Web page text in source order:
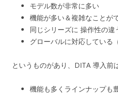
モデル数が非常に多い
機能が多い＆複雑なことが
同じシリーズに 操作性の違
グローバルに対応している
というものがあり、DITA 導入前
機能も多くラインナップも